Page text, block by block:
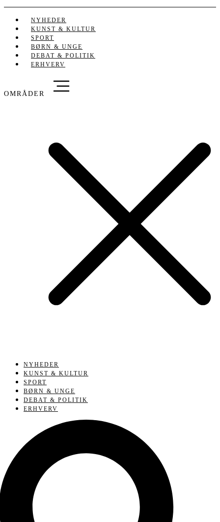
NYHEDER
KUNST & KULTUR
SPORT
BØRN & UNGE
DEBAT & POLITIK
ERHVERV
NYHEDER
KUNST & KULTUR
SPORT
BØRN & UNGE
DEBAT & POLITIK
ERHVERV